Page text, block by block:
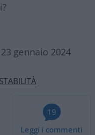
gennaio 2024
19
Leggi i commenti